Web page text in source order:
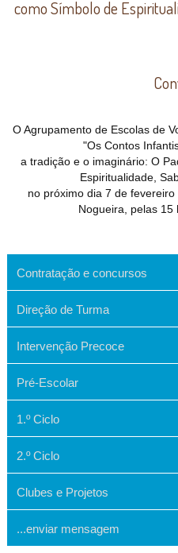
como Símbolo de
O Agrupamento de Escolas de
"Os Contos
a tradição e o imaginário: O
Espiritualidade,
no próximo dia 7 de
Nogueira, pelas 15
Contratação e concursos
Direção de Turma
Intervenção Precoce
Pré-Escolar
1.º Ciclo
2.º Ciclo
Clubes e Projetos
...enviar mensagem